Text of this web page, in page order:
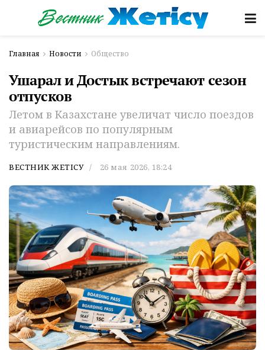
Главная Новости Общество
Ушарал и Достык встречают сезон
отпусков
Летом в Казахстане увеличат число поездов
и авиарейсов по популярным
туристическим направлениям.
ВЕСТНИК ЖЕТІСУ 26 мая 2026, 18:24